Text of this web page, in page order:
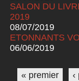
SALON DU
2019
08/07/2019
ETONNANTS
06/06/2019
Pages
« premier ‹